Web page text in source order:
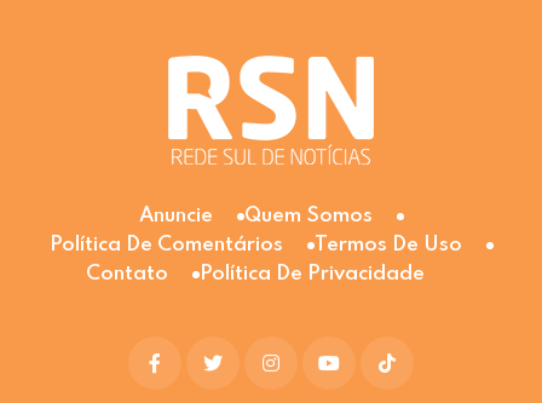
Anuncie
Quem Somos
Política De Comentários
Termos De Uso
Contato
Política De Privacidade